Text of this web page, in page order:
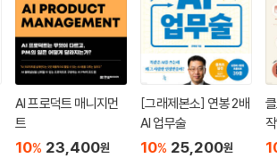
데이터를 체계적으로 수집하는 시스템적 접근이
습니다. 업무 자동화의 핵심은 바로 ‘협업’이라는
시금 느꼈습니다. 7명의 선생님이 자유롭게 토론하
이디어가 융합되는 과정을 경험했기 때문입니다. 이
시작되었습니다. 저희와 함께 선생님의 일상과
어 가볼까요?
AI 프로덕트 매니지먼
트
10% 23,400원
[그래제본소] 연봉 2배
AI 업무술
10% 25,200원